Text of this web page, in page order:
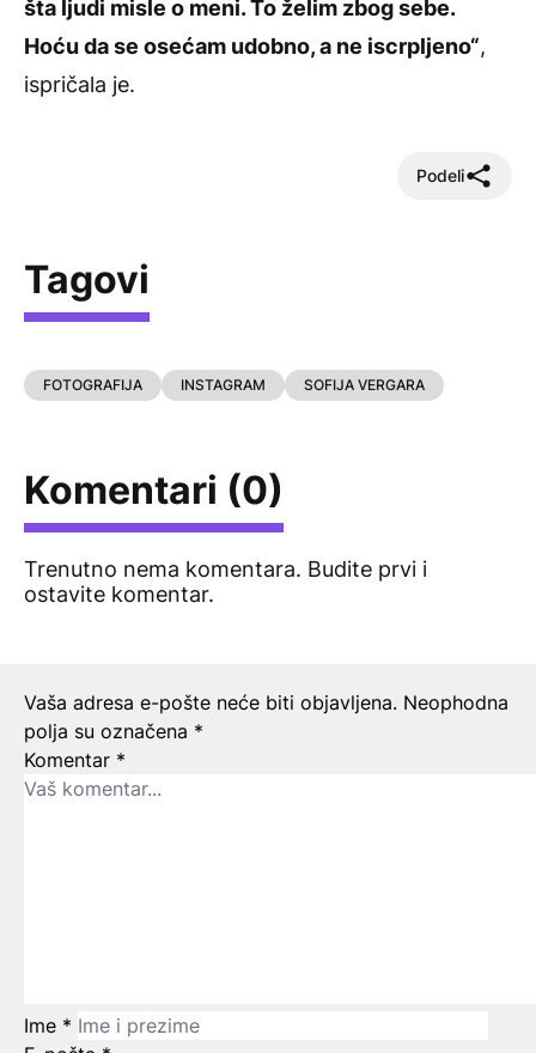
šta ljudi misle o meni. To želim zbog sebe.
Hoću da se osećam udobno, a ne iscrpljeno“,
ispričala je.
Podeli
Tagovi
FOTOGRAFIJA INSTAGRAM SOFIJA VERGARA
Komentari (0)
Trenutno nema komentara. Budite prvi i
ostavite komentar.
Ostavite odgovor
Vaša adresa e-pošte neće biti objavljena. Neophodna
polja su označena *
Komentar *
Ime *